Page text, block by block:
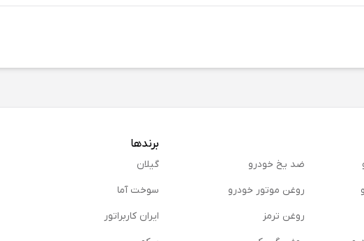
ضد یخ خودرو
روغن موتور خودرو
روغن ترمز
برندها
گیلان
سوخت آما
ایران کاربراتور